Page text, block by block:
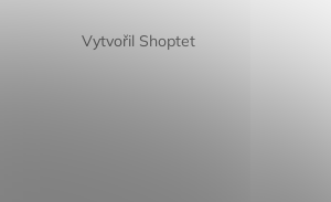
Vytvořil Shoptet